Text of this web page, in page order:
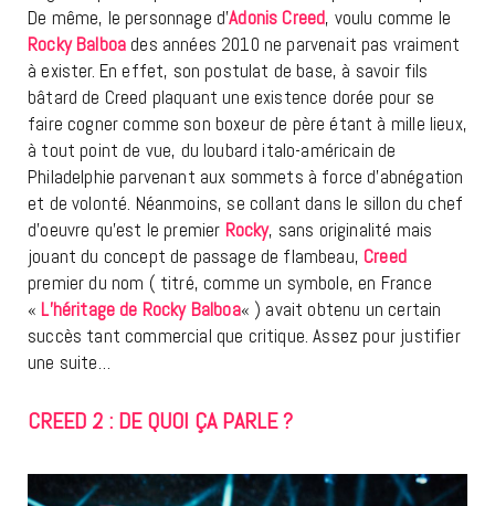
De même, le personnage d’Adonis Creed, voulu comme le
Rocky Balboa des années 2010 ne parvenait pas vraiment
à exister. En effet, son postulat de base, à savoir fils
bâtard de Creed plaquant une existence dorée pour se
faire cogner comme son boxeur de père étant à mille lieux,
à tout point de vue, du loubard italo-américain de
Philadelphie parvenant aux sommets à force d’abnégation
et de volonté. Néanmoins, se collant dans le sillon du chef
d’oeuvre qu’est le premier Rocky, sans originalité mais
jouant du concept de passage de flambeau, Creed
premier du nom ( titré, comme un symbole, en France
« L’héritage de Rocky Balboa« ) avait obtenu un certain
succès tant commercial que critique. Assez pour justifier
une suite…
CREED 2 : DE QUOI ÇA PARLE ?